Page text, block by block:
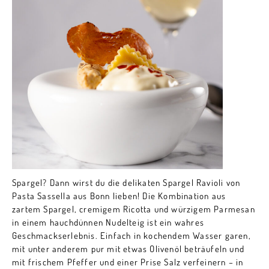
Spargel? Dann wirst du die delikaten Spargel Ravioli von
Pasta Sassella aus Bonn lieben! Die Kombination aus
zartem Spargel, cremigem Ricotta und würzigem Parmesan
in einem hauchdünnen Nudelteig ist ein wahres
Geschmackserlebnis. Einfach in kochendem Wasser garen,
mit unter anderem pur mit etwas Olivenöl beträufeln und
mit frischem Pfeffer und einer Prise Salz verfeinern – in